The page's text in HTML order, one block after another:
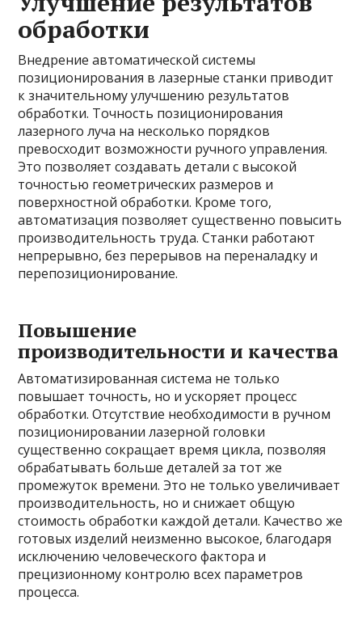
обработки
Внедрение автоматической системы
позиционирования в лазерные станки приводит
к значительному улучшению результатов
обработки. Точность позиционирования
лазерного луча на несколько порядков
превосходит возможности ручного управления.
Это позволяет создавать детали с высокой
точностью геометрических размеров и
поверхностной обработки. Кроме того,
автоматизация позволяет существенно повысить
производительность труда. Станки работают
непрерывно, без перерывов на переналадку и
перепозиционирование.
Повышение
производительности и качества
Автоматизированная система не только
повышает точность, но и ускоряет процесс
обработки. Отсутствие необходимости в ручном
позиционировании лазерной головки
существенно сокращает время цикла, позволяя
обрабатывать больше деталей за тот же
промежуток времени. Это не только увеличивает
производительность, но и снижает общую
стоимость обработки каждой детали. Качество же
готовых изделий неизменно высокое, благодаря
исключению человеческого фактора и
прецизионному контролю всех параметров
процесса.